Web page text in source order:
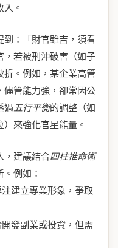
。
到：「財官雖吉，須看
，若被刑沖破害（如子
折。例如，某企業高管
儘管能力強，卻常因公
過五行平衡的調整（如
來強化官星能量。
，建議結合四柱推命術
例如：
建立專業形象，爭取
發副業或投資，但需